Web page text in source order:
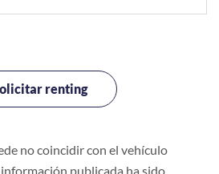
renting
no coincidir con el vehículo
publicada ha sido